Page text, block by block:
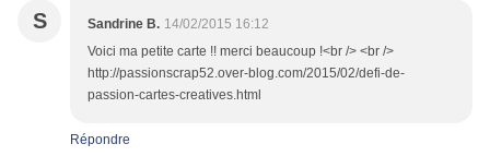
S Sandrine B. 14/02/2015 16:12
Voici ma petite carte !! merci beaucoup !<br /> <br />
http://passionscrap52.over-blog.com/2015/02/defi-de-
passion-cartes-creatives.html
Répondre